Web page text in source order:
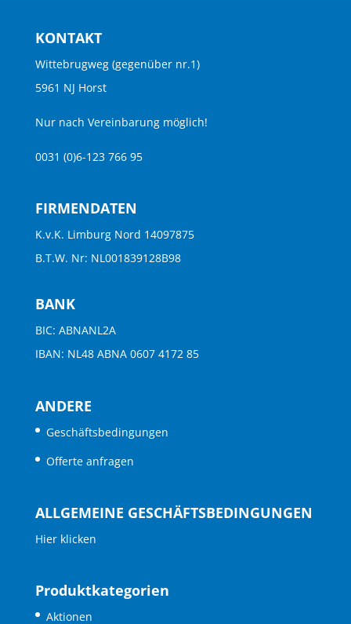
KONTAKT
Wittebrugweg (gegenüber nr.1)
5961 NJ Horst
Nur nach Vereinbarung möglich!
0031 (0)6-123 766 95
FIRMENDATEN
K.v.K. Limburg Nord 14097875
B.T.W. Nr: NL001839128B98
BANK
BIC: ABNANL2A
IBAN: NL48 ABNA 0607 4172 85
ANDERE
Geschäftsbedingungen
Offerte anfragen
ALLGEMEINE GESCHÄFTSBEDINGUNGEN
Hier klicken
Produktkategorien
Aktionen